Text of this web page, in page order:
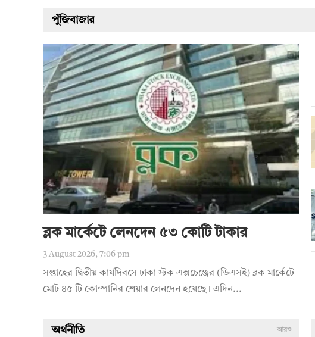
পুঁজিবাজার
ব্লক মার্কেটে লেনদেন ৫৩ কোটি টাকার
3 August 2026, 7:06 pm
সপ্তাহের দ্বিতীয় কার্যদিবসে ঢাকা স্টক এক্সচেঞ্জের (ডিএসই) ব্লক মার্কেটে
মোট ৪৫ টি কোম্পানির শেয়ার লেনদেন হয়েছে। এদিন...
অর্থনীতি আরও